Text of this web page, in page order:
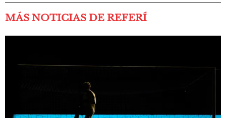
MÁS NOTICIAS DE REFERÍ